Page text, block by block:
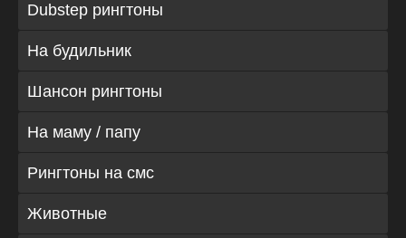
Dubstep рингтоны
На будильник
Шансон рингтоны
На маму / папу
Рингтоны на смс
Животные